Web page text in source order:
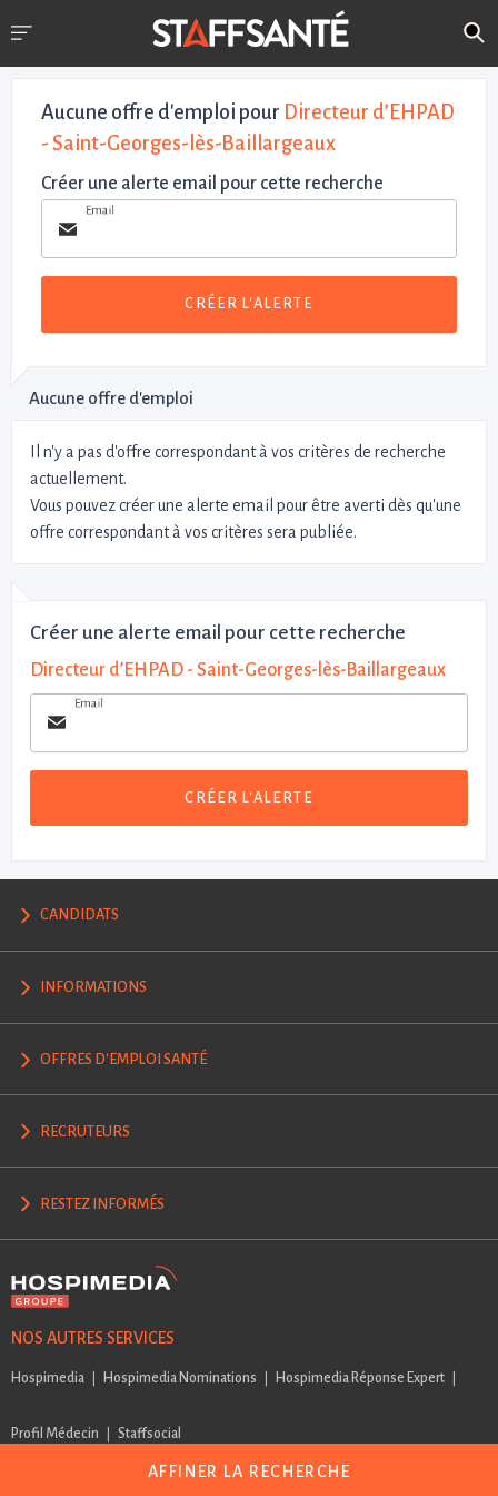
Aucune offre d'emploi pour Directeur d’EHPAD
- Saint-Georges-lès-Baillargeaux
Créer une alerte email pour cette recherche
Email
CRÉER L'ALERTE
Aucune offre d'emploi
Il n'y a pas d'offre correspondant à vos critères de recherche
actuellement.
Vous pouvez créer une alerte email pour être averti dès qu'une
offre correspondant à vos critères sera publiée.
AFFINER LA RECHERCHE
Créer une alerte email pour cette recherche
Directeur d’EHPAD - Saint-Georges-lès-Baillargeaux
Email
CRÉER L'ALERTE
CANDIDATS
INFORMATIONS
OFFRES D'EMPLOI SANTÉ
RECRUTEURS
RESTEZ INFORMÉS
NOS AUTRES SERVICES
Hospimedia Hospimedia Nominations Hospimedia Réponse Expert
Profil Médecin Staffsocial